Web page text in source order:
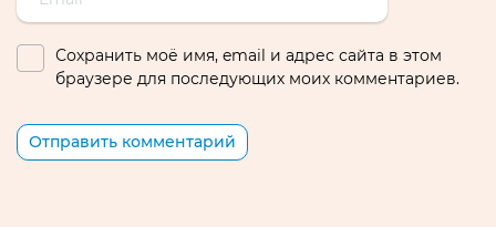
Сохранить моё имя, email и адрес сайта в этом
браузере для последующих моих комментариев.